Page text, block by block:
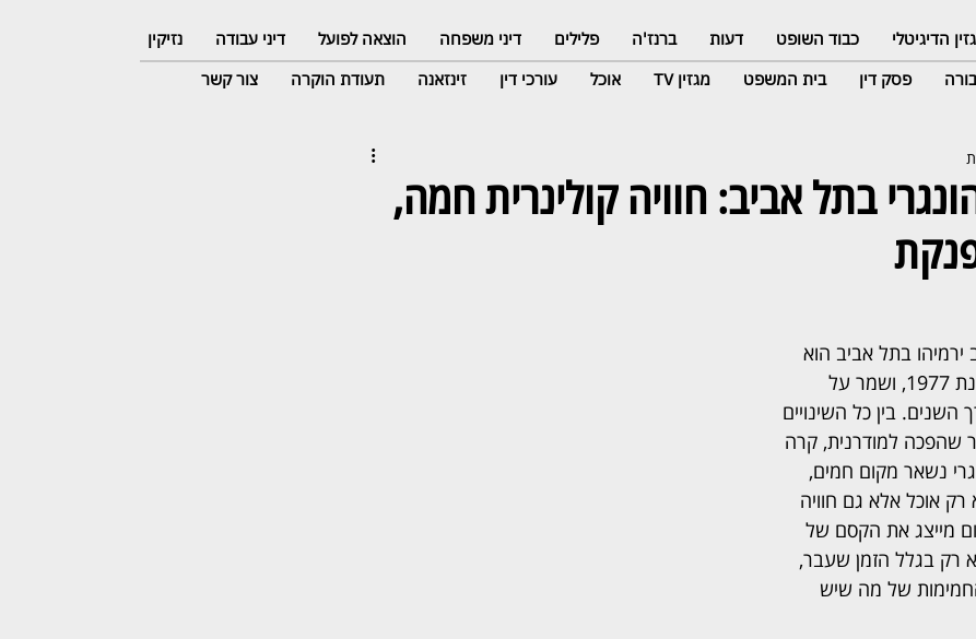
הדיגיטלי כבוד השופט דעות ברנז'ה פלילים דיני משפחה הוצאה לפועל דיני עבודה
נזיקין
פסק דין בית המשפט מגזין TV אוכל עורכי דין זינזאנה תעודת הוקרה צור קשר
בתל אביב: חוויה קולינרית חמה,
ירמיהו בתל אביב הוא
מוסד קולינרי שהוקם בשנת 1977, ושמר על
השנים. בין כל השינויים
שהפכה למודרנית, קרה
נשאר מקום חמים,
אוכל אלא גם חוויה
מייצג את הקסם של
רק בגלל הזמן שעבר,
של מה שיש